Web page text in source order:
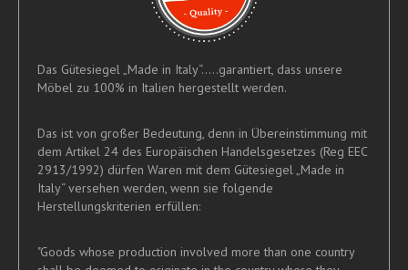
Das Gütesiegel „Made in Italy“.....garantiert, dass unsere
Möbel zu 100% in Italien hergestellt werden.
Das ist von großer Bedeutung, denn in Übereinstimmung mit
dem Artikel 24 des Europäischen Handelsgesetzes (Reg EEC
2913/1992) dürfen Waren mit dem Gütesiegel „Made in
Italy“ versehen werden, wenn sie folgende
Herstellungskriterien erfüllen:
"Goods whose production involved more than one country